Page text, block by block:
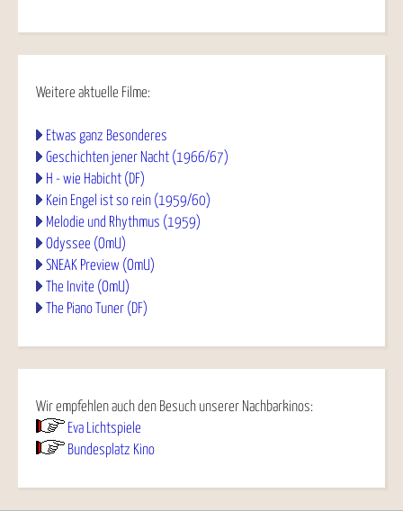
Weitere aktuelle Filme:
Etwas ganz Besonderes
Geschichten jener Nacht (1966/67)
H - wie Habicht (DF)
Kein Engel ist so rein (1959/60)
Melodie und Rhythmus (1959)
Odyssee (OmU)
SNEAK Preview (OmU)
The Invite (OmU)
The Piano Tuner (DF)
Wir empfehlen auch den Besuch unserer Nachbarkinos:
Eva Lichtspiele
Bundesplatz Kino